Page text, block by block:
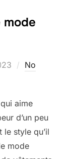
No
aime
d’un peu
style qu’il
mode